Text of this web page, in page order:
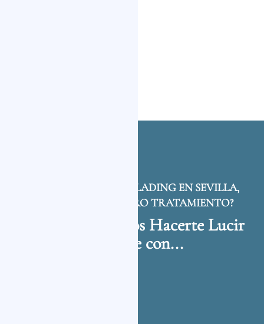
ADEMÁS DEL MICROBLADING EN SEVILLA,
¿BUSCAS ALGÚN OTRO TRATAMIENTO?
También Podemos Hacerte Lucir
Increíble con...